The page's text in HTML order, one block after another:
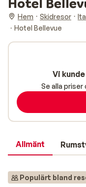
Hem Skidresor
Hotel Bellevue
Allmänt
Populärt bland
Vi
Se alla